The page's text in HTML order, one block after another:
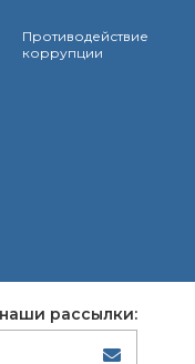
Противодействие
коррупции
рассылки: